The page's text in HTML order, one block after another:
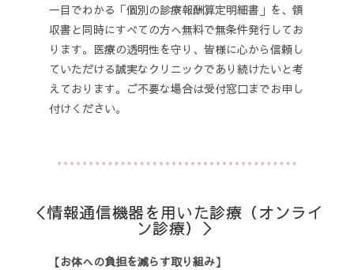
一目でわかる「個別の診療報酬算定明細書」を、領
収書と同時にすべての方へ無料で無条件発行してお
ります。医療の透明性を守り、皆様に心から信頼し
ていただける誠実なクリニックであり続けたいと考
えております。ご不要な場合は受付窓口までお申し
付けください。
＜情報通信機器を用いた診療（オンライ
ン診療）＞
【お体への負担を減らす取り組み】